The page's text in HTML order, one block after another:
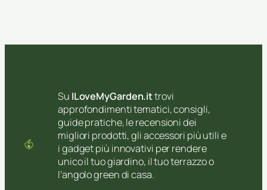
Su ILoveMyGarden.ittrovi
approfondimenti tematici, consigli,
guide pratiche, le recensioni dei
migliori prodotti, gli accessori più utili e
i gadget più innovativi per rendere
unico il tuo giardino, il tuo terrazzo o
l’angolo green di casa.